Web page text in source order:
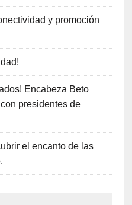
y promoción
Encabeza Beto
presidentes de
el encanto de las